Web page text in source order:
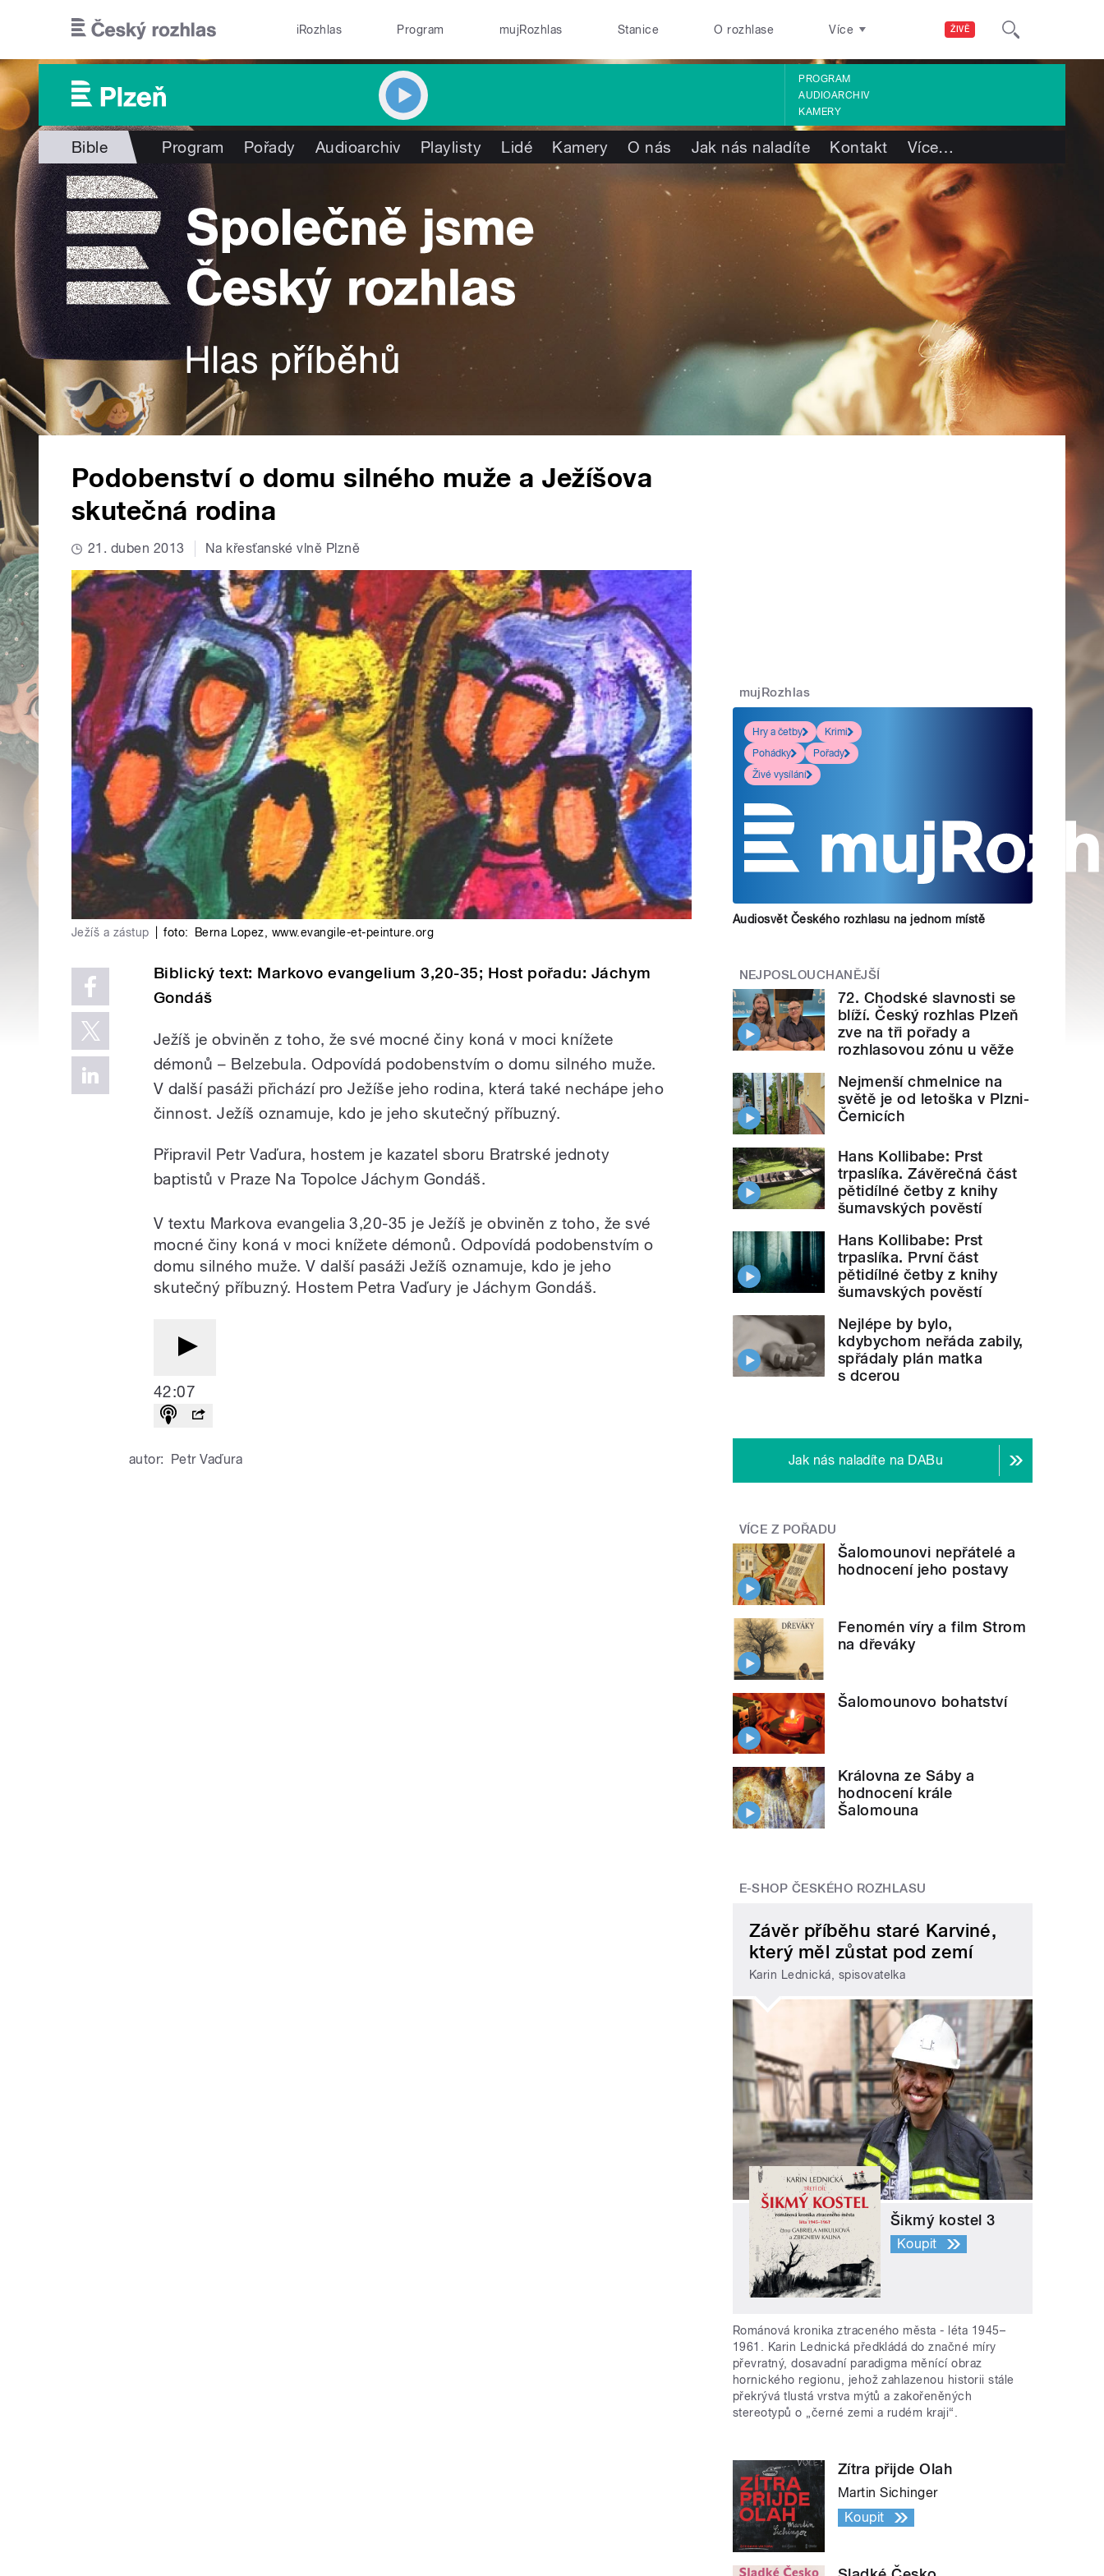
ŽIVĚ
iRozhlas Program mujRozhlas Stanice O rozhlase Více
PROGRAM
AUDIOARCHIV
KAMERY
Bible Program Pořady Audioarchiv Playlisty Lidé Kamery O nás Jak nás naladíte Kontakt Více…
Podobenství o domu silného muže a Ježíšova
skutečná rodina
21. duben 2013 Na křesťanské vlně Plzně
Ježíš a zástup foto: Berna Lopez, www.evangile-et-peinture.org
Biblický text: Markovo evangelium 3,20-35; Host pořadu: Jáchym
Gondáš
Ježíš je obviněn z toho, že své mocné činy koná v moci knížete
démonů – Belzebula. Odpovídá podobenstvím o domu silného muže.
V další pasáži přichází pro Ježíše jeho rodina, která také nechápe jeho
činnost. Ježíš oznamuje, kdo je jeho skutečný příbuzný.
Připravil Petr Vaďura, hostem je kazatel sboru Bratrské jednoty
baptistů v Praze Na Topolce Jáchym Gondáš.
V textu Markova evangelia 3,20-35 je Ježíš je obviněn z toho, že své
mocné činy koná v moci knížete démonů. Odpovídá podobenstvím o
domu silného muže. V další pasáži Ježíš oznamuje, kdo je jeho
skutečný příbuzný. Hostem Petra Vaďury je Jáchym Gondáš.
42:07
autor: Petr Vaďura
mujRozhlas
Hry a četby
Krimi
Pohádky
Pořady
Živé vysílání
Audiosvět Českého rozhlasu na jednom místě
NEJPOSLOUCHANĚJŠÍ
72. Chodské slavnosti se
blíží. Český rozhlas Plzeň
zve na tři pořady a
rozhlasovou zónu u věže
Nejmenší chmelnice na
světě je od letoška v Plzni-
Černicích
Hans Kollibabe: Prst
trpaslíka. Závěrečná část
pětidílné četby z knihy
šumavských pověstí
Hans Kollibabe: Prst
trpaslíka. První část
pětidílné četby z knihy
šumavských pověstí
Nejlépe by bylo,
kdybychom neřáda zabily,
spřádaly plán matka
s dcerou
Jak nás naladíte na DABu
VÍCE Z POŘADU
Šalomounovi nepřátelé a
hodnocení jeho postavy
Fenomén víry a film Strom
na dřeváky
Šalomounovo bohatství
Královna ze Sáby a
hodnocení krále
Šalomouna
E-SHOP ČESKÉHO ROZHLASU
Závěr příběhu staré Karviné,
který měl zůstat pod zemí
Karin Lednická, spisovatelka
Šikmý kostel 3
Koupit
Románová kronika ztraceného města - léta 1945–
1961. Karin Lednická předkládá do značné míry
převratný, dosavadní paradigma měnící obraz
hornického regionu, jehož zahlazenou historii stále
překrývá tlustá vrstva mýtů a zakořeněných
stereotypů o „černé zemi a rudém kraji“.
Zítra přijde Olah
Martin Sichinger
Koupit